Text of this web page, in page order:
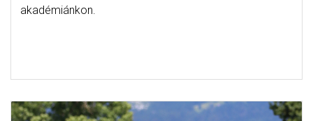
akadémiánkon.